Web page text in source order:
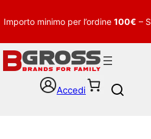
Importo minimo per l’ordine 100€ –
Accedi